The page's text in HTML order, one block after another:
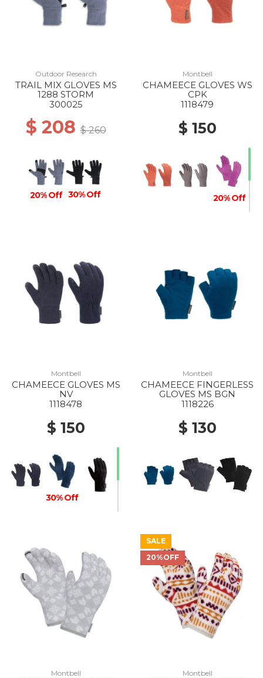
Outdoor Research
TRAIL MIX GLOVES MS
1288 STORM
300025
$ 208$ 260
20% Off 30% Off
Montbell
CHAMEECE GLOVES WS
CPK
1118479
$ 150
20% Off
Montbell
CHAMEECE GLOVES MS
NV
1118478
$ 150
30% Off
50% Off
Montbell
CHAMEECE FINGERLESS
GLOVES MS BGN
1118226
$ 130
Montbell
SALE
20%OFF
Montbell